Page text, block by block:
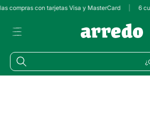
compras con tarjetas Visa y MasterCard 6